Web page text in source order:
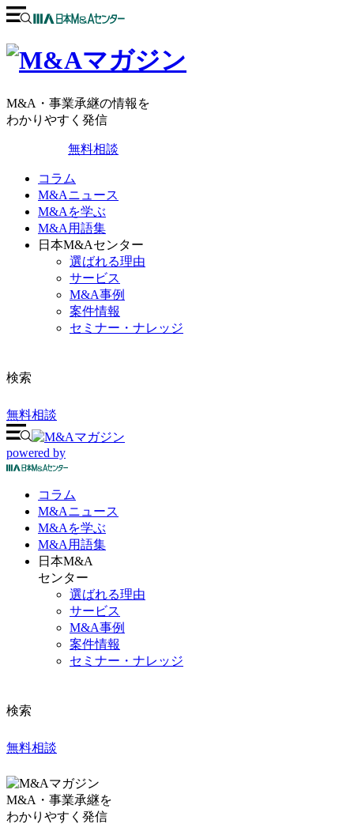
M&A・事業承継の情報を
わかりやすく発信
無料相談
コラム
M&Aニュース
M&Aを学ぶ
M&A用語集
日本M&Aセンター
選ばれる理由
サービス
M&A事例
案件情報
セミナー・ナレッジ
検索
無料相談
powered by
コラム
M&Aニュース
M&Aを学ぶ
M&A 用語集
日本M&A
センター
選ばれる理由
サービス
M&A事例
案件情報
セミナー・ナレッジ
検索
無料相談
M&A・事業承継を
わかりやすく発信